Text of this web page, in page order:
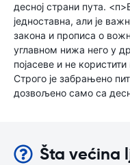
десној страни пута.
једноставна, али је
закона и прописа о
углавном нижа него у
појасеве и не
Строго је забрањено
дозвољено само са
Šta većina